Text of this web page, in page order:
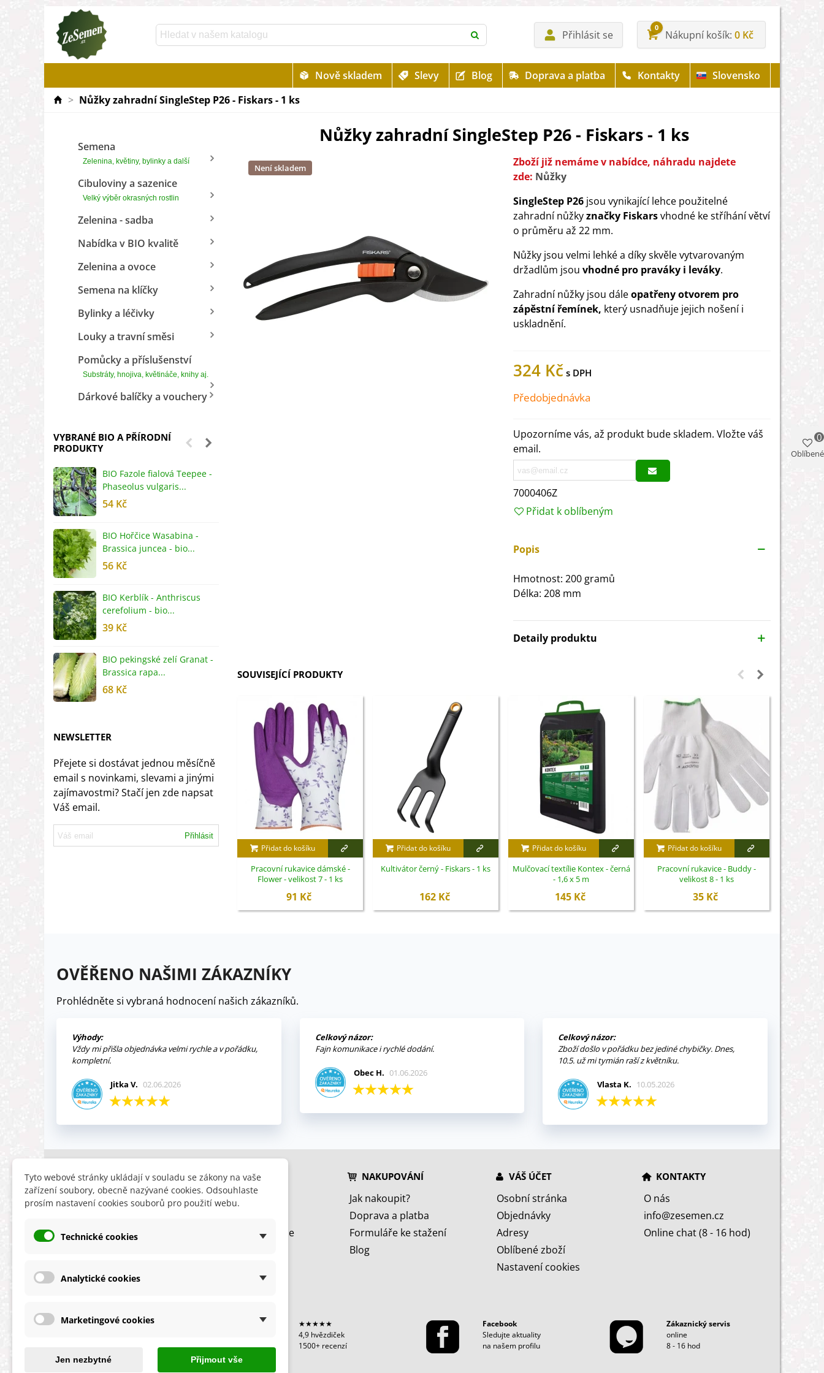
Přihlásit se
0
Nákupní košík 0 Kč
Nově skladem Slevy Blog Doprava a platba Kontakty
Slovensko
> Nůžky zahradní SingleStep P26 - Fiskars - 1 ks
Semena
Zelenina, květiny, bylinky a další
Cibuloviny a sazenice
Velký výběr okrasných rostlin
Zelenina - sadba
Nabídka v BIO kvalitě
Zelenina a ovoce
Semena na klíčky
Bylinky a léčivky
Louky a travní směsi
Pomůcky a příslušenství
Substráty, hnojiva, květináče, knihy aj.
Dárkové balíčky a vouchery
VYBRANÉ BIO A PŘÍRODNÍ
PRODUKTY
BIO Fazole fialová Teepee -
Phaseolus vulgaris...
54 Kč
BIO Hořčice Wasabina -
Brassica juncea - bio...
56 Kč
BIO Kerblík - Anthriscus
cerefolium - bio...
39 Kč
BIO pekingské zelí Granat -
Brassica rapa...
68 Kč
rebaudiana - bio...
NEWSLETTER
Přejete si dostávat jednou měsíčně
email s novinkami, slevami a jinými
zajímavostmi? Stačí jen zde napsat
Váš email.
Přihlásit
Nůžky zahradní SingleStep P26 - Fiskars - 1 ks
Není skladem
Zboží již nemáme v nabídce, náhradu najdete
zde: Nůžky
SingleStep P26 jsou vynikající lehce použitelné
zahradní nůžkyznačky Fiskarsvhodné ke stříhání větví
o průměru až 22 mm.
Nůžky jsou velmi lehké a díky skvěle vytvarovaným
držadlům jsou vhodné pro praváky i leváky.
Zahradní nůžky jsou dáleopatřeny otvorem pro
zápěstní řemínek, který usnadňuje jejich nošení i
uskladnění.
324 Kč
Předobjednávka
Upozorníme vás, až produkt bude skladem. Vložte váš
email.
7000406Z
Přidat k oblíbeným
Popis
Hmotnost: 200 gramů
Délka: 208 mm
Detaily produktu
SOUVISEJÍCÍ PRODUKTY
Přidat do košíku
Pracovní rukavice dámské -
Flower - velikost 7 - 1 ks
91 Kč
Přidat do košíku
Kultivátor černý - Fiskars - 1 ks
162 Kč
Přidat do košíku
Mulčovací textílie Kontex - černá
- 1,6 x 5 m
145 Kč
Přidat do košíku
Pracovní rukavice - Buddy -
velikost 8 - 1 ks
35 Kč
OVĚŘENO NAŠIMI ZÁKAZNÍKY
Prohlédněte si vybraná hodnocení našich zákazníků.
Výhody:
Vždy mi přišla objednávka velmi rychle a v pořádku,
kompletní.
Jitka V. 02.06.2026
Celkový názor:
Fajn komunikace i rychlé dodání.
Obec H. 01.06.2026
Celkový názor:
Zboží došlo v pořádku bez jediné chybičky. Dnes,
10.5. už mi tymián raší z květníku.
Vlasta K. 10.05.2026
INFORMACE
Obchodní podmínky
Ochrana osobních údajů
HLEDÁTE
Slevy
Nyní doporučujeme
NAKUPOVÁNÍ
Jak nakoupit?
Doprava a platba
Formuláře ke stažení
Blog
VÁŠ ÚČET
Osobní stránka
Objednávky
Adresy
Oblíbené zboží
Nastavení cookies
KONTAKTY
O nás
info@zesemen.cz
Online chat (8 - 16 hod)
★★★★★
★★★★★
4,9 hvězdiček
1500+ recenzí
Facebook
Sledujte aktuality
na našem profilu
Zákaznický servis
online
8 - 16 hod
Oblíbené
0
Tyto webové stránky ukládají v souladu se zákony na vaše
zařízení soubory, obecně nazývané cookies. Odsouhlaste
prosím nastavení cookies souborů pro použití webu.
Technické cookies
Analytické cookies
Marketingové cookies
Jen nezbytné Přijmout vše